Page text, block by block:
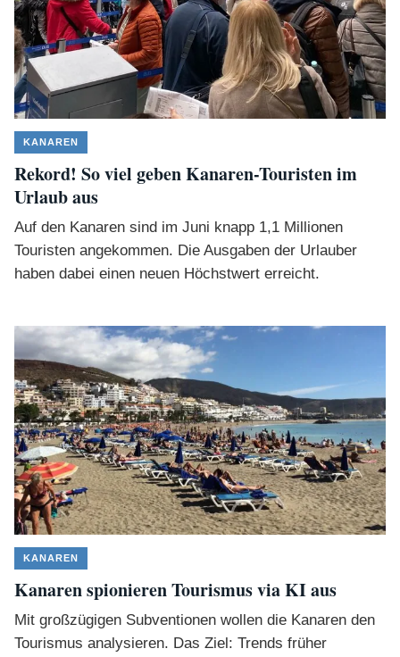
KANAREN
Rekord! So viel geben Kanaren-Touristen im
Urlaub aus
Auf den Kanaren sind im Juni knapp 1,1 Millionen
Touristen angekommen. Die Ausgaben der Urlauber
haben dabei einen neuen Höchstwert erreicht.
KANAREN
Kanaren spionieren Tourismus via KI aus
Mit großzügigen Subventionen wollen die Kanaren den
Tourismus analysieren. Das Ziel: Trends früher